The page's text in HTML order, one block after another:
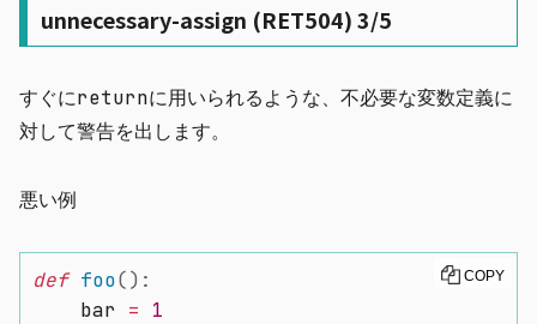
unnecessary-assign (RET504) 3/5
すぐにreturnに用いられるような、不必要な変数定義に
対して警告を出します。
悪い例
def foo() :
    bar
=
1
COPY